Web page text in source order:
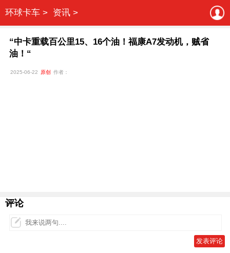
环球卡车 > 资讯 >
“中卡重载百公里15、16个油！福康A7发动机，贼省
油！“
2025-06-22 原创 作者：
评论